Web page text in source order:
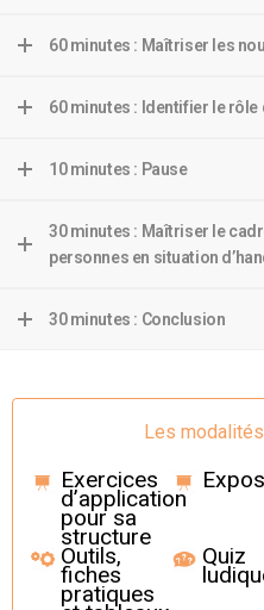
60 minutes : Maîtriser les
60 minutes : Identifier le
10 minutes : Pause
30 minutes : Maîtriser le
personnes en situation
30 minutes : Conclusion
Les
Exercices
d’application
pour sa
structure
Outils,
fiches
pratiques
Quiz